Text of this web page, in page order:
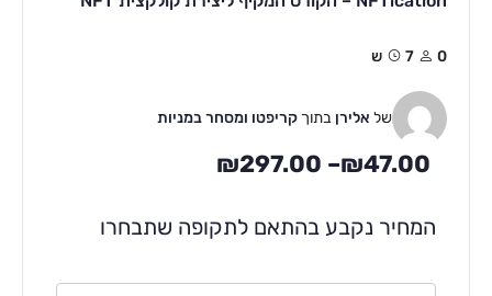
0 7ש
של אלירן בתוך קריפטו ומסחר במניות
₪47.00
–
₪297.00
המחיר נקבע בהתאם לתקופה שתבחרו